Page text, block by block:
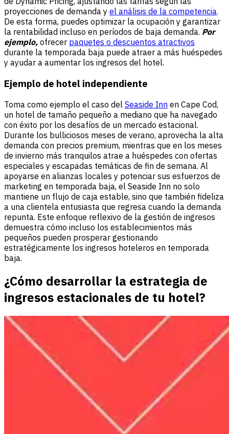
proyecciones de demanda y el análisis de la competencia.
De esta forma, puedes optimizar la ocupación y garantizar
la rentabilidad incluso en períodos de baja demanda. Por
ejemplo, ofrecer paquetes o descuentos atractivos
durante la temporada baja puede atraer a más huéspedes
y ayudar a aumentar los ingresos del hotel.
Ejemplo de hotel independiente
Toma como ejemplo el caso del Seaside Inn en Cape Cod,
un hotel de tamaño pequeño a mediano que ha navegado
con éxito por los desafíos de un mercado estacional.
Durante los bulliciosos meses de verano, aprovecha la alta
demanda con precios premium, mientras que en los meses
de invierno más tranquilos atrae a huéspedes con ofertas
especiales y escapadas temáticas de fin de semana. Al
apoyarse en alianzas locales y potenciar sus esfuerzos de
marketing en temporada baja, el Seaside Inn no solo
mantiene un flujo de caja estable, sino que también fideliza
a una clientela entusiasta que regresa cuando la demanda
repunta. Este enfoque reflexivo de la gestión de ingresos
demuestra cómo incluso los establecimientos más
pequeños pueden prosperar gestionando
estratégicamente los ingresos hoteleros en temporada
baja.
¿Cómo desarrollar la estrategia de
ingresos estacionales de tu hotel?